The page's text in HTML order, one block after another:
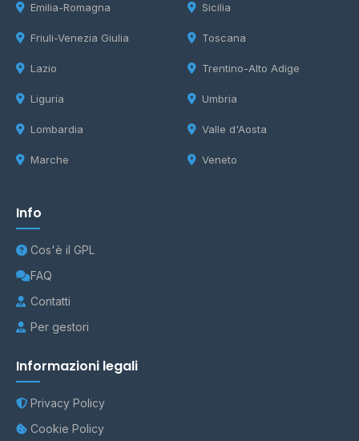
Emilia-Romagna
Friuli-Venezia Giulia
Lazio
Liguria
Lombardia
Marche
Sicilia
Toscana
Trentino-Alto Adige
Umbria
Valle d'Aosta
Veneto
Info
Cos'è il GPL
FAQ
Contatti
Per gestori
Informazioni legali
Privacy Policy
Cookie Policy